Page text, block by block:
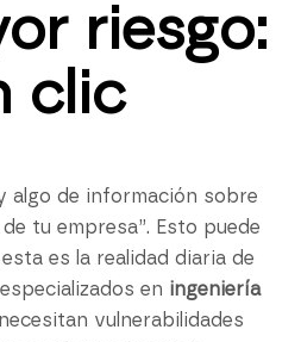
riesgo:
clic
algo de información sobre
tu empresa”. Esto puede
es la realidad diaria de
en ingeniería
vulnerabilidades